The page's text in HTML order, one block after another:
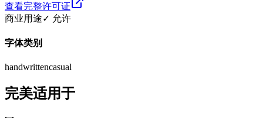
查看完整许可证
商业用途✓ 允许
字体类别
handwrittencasual
完美适用于